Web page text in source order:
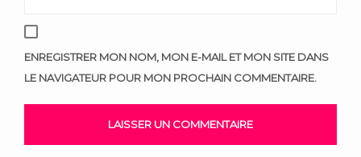
ENREGISTRER MON NOM, MON E-MAIL ET MON SITE DANS
LE NAVIGATEUR POUR MON PROCHAIN COMMENTAIRE.